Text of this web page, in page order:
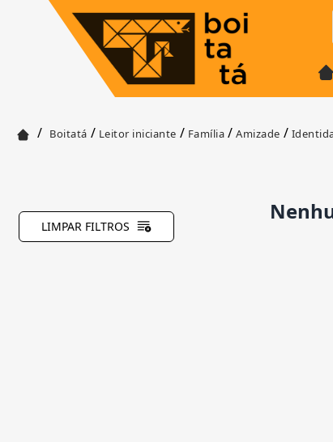
/ Boitatá / Leitor iniciante / Família / Amizade /
LIMPAR FILTROS